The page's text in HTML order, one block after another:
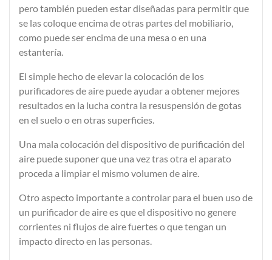
pero también pueden estar diseñadas para permitir que
se las coloque encima de otras partes del mobiliario,
como puede ser encima de una mesa o en una
estantería.
El simple hecho de elevar la colocación de los
purificadores de aire puede ayudar a obtener mejores
resultados en la lucha contra la resuspensión de gotas
en el suelo o en otras superficies.
Una mala colocación del dispositivo de purificación del
aire puede suponer que una vez tras otra el aparato
proceda a limpiar el mismo volumen de aire.
Otro aspecto importante a controlar para el buen uso de
un purificador de aire es que el dispositivo no genere
corrientes ni flujos de aire fuerteso que tengan un
impacto directo en las personas.